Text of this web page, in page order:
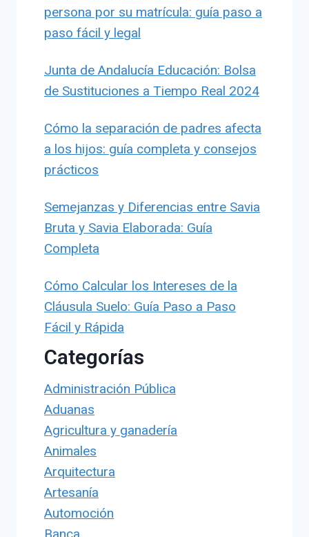
persona por su matrícula: guía paso a
paso fácil y legal
Junta de Andalucía Educación: Bolsa
de Sustituciones a Tiempo Real 2024
Cómo la separación de padres afecta
a los hijos: guía completa y consejos
prácticos
Semejanzas y Diferencias entre Savia
Bruta y Savia Elaborada: Guía
Completa
Cómo Calcular los Intereses de la
Cláusula Suelo: Guía Paso a Paso
Fácil y Rápida
Categorías
Administración Pública
Aduanas
Agricultura y ganadería
Animales
Arquitectura
Artesanía
Automoción
Banca